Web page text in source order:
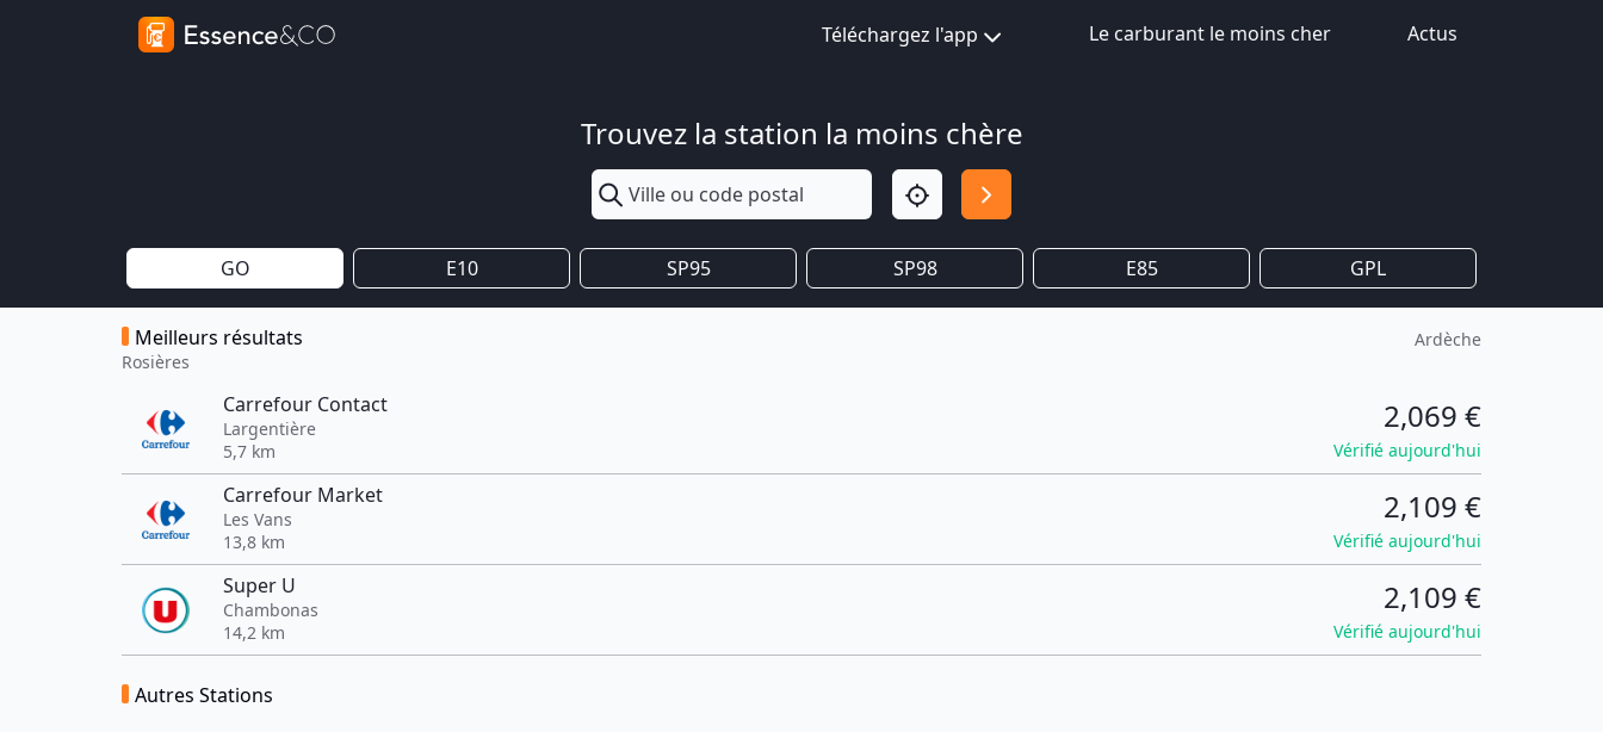
Téléchargez l'app Le carburant le moins cher Actus
Trouvez la station la moins chère
GO E10 SP95 SP98 E85 GPL
Meilleurs résultats
Rosières
Ardèche
Carrefour Contact
Largentière
5,7 km
2,069 €
Vérifié aujourd'hui
Carrefour Market
Les Vans
13,8 km
2,109 €
Vérifié aujourd'hui
Super U
Chambonas
14,2 km
2,109 €
Vérifié aujourd'hui
Autres Stations